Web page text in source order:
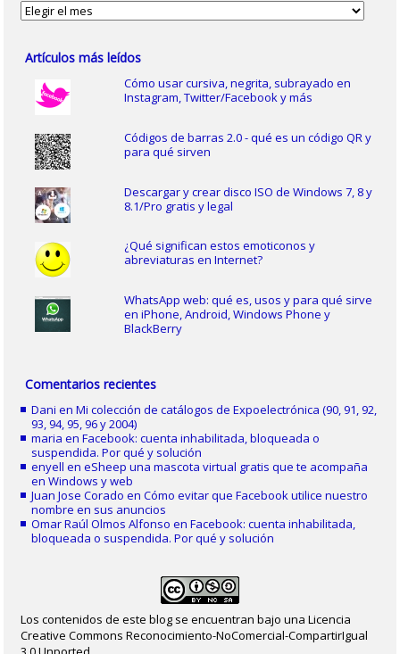
Archivos
Artículos más leídos
Cómo usar cursiva, negrita, subrayado en
Instagram, Twitter/Facebook y más
Códigos de barras 2.0 - qué es un código QR y
para qué sirven
Descargar y crear disco ISO de Windows 7, 8 y
8.1/Pro gratis y legal
¿Qué significan estos emoticonos y
abreviaturas en Internet?
WhatsApp web: qué es, usos y para qué sirve
en iPhone, Android, Windows Phone y
BlackBerry
Comentarios recientes
Dani enMi colección de catálogos de Expoelectrónica (90, 91, 92,
93, 94, 95, 96 y 2004)
maria enFacebook: cuenta inhabilitada, bloqueada o
suspendida. Por qué y solución
enyell eneSheep una mascota virtual gratis que te acompaña
en Windows y web
Juan Jose Corado enCómo evitar que Facebook utilice nuestro
nombre en sus anuncios
Omar Raúl Olmos Alfonso enFacebook: cuenta inhabilitada,
bloqueada o suspendida. Por qué y solución
Los contenidos de este blog se encuentran bajo una Licencia
Creative Commons Reconocimiento-NoComercial-CompartirIgual